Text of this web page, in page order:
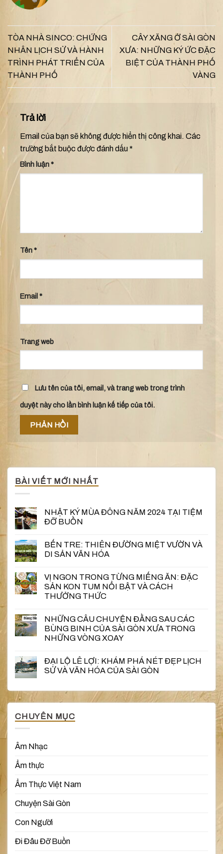
TÒA NHÀ SINCO: CHỨNG
NHÂN LỊCH SỬ VÀ HÀNH
TRÌNH PHÁT TRIỂN CỦA
THÀNH PHỐ
CÂY XĂNG Ở SÀI GÒN
XƯA: NHỮNG KÝ ỨC ĐẶC
BIỆT CỦA THÀNH PHỐ
VÀNG
Trả lời
Email của bạn sẽ không được hiển thị công khai. Các
trường bắt buộc được đánh dấu*
Bình luận*
Tên*
Email*
Trang web
Lưu tên của tôi, email, và trang web trong trình
duyệt này cho lần bình luận kế tiếp của tôi.
BÀI VIẾT MỚI NHẤT
NHẬT KÝ MÙA ĐÔNG NĂM 2024 TẠI TIỆM
ĐỠ BUỒN
BẾN TRE: THIÊN ĐƯỜNG MIỆT VƯỜN VÀ
DI SẢN VĂN HÓA
VỊ NGON TRONG TỪNG MIẾNG ĂN: ĐẶC
SẢN KON TUM NỔI BẬT VÀ CÁCH
THƯỞNG THỨC
NHỮNG CÂU CHUYỆN ĐẰNG SAU CÁC
BÙNG BINH CỦA SÀI GÒN XƯA TRONG
NHỮNG VÒNG XOAY
ĐẠI LỘ LÊ LỢI: KHÁM PHÁ NÉT ĐẸP LỊCH
SỬ VÀ VĂN HÓA CỦA SÀI GÒN
CHUYÊN MỤC
Âm Nhạc
Ẩm thực
Ẩm Thực Việt Nam
Chuyện Sài Gòn
Con Người
Đi Đâu Đỡ Buồn